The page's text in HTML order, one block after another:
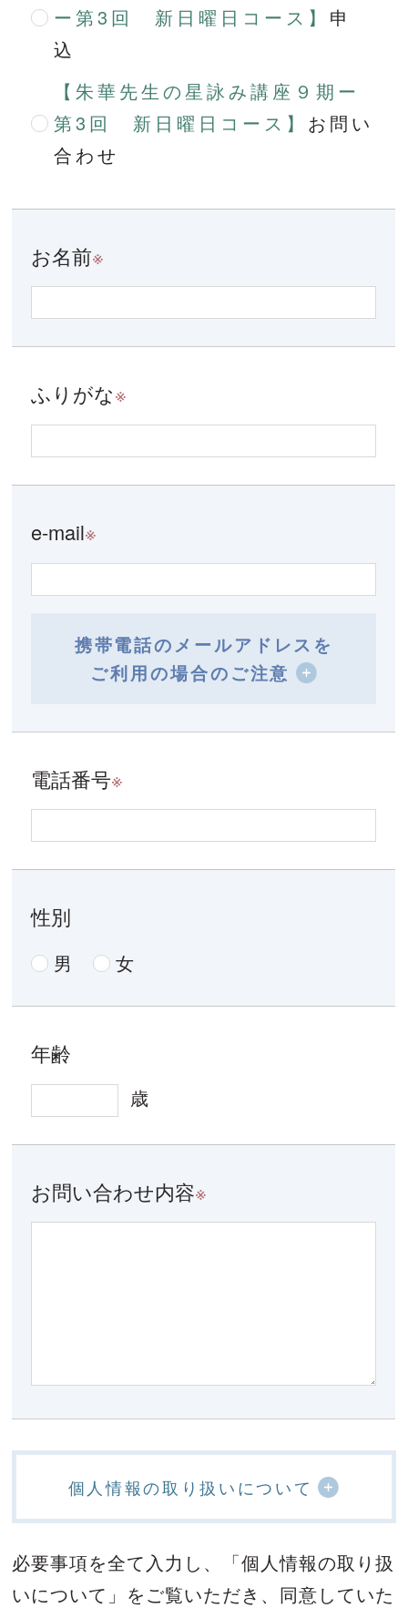
ー第3回 新日曜日コース】 申
込
【朱華先生の星詠み講座９期ー
第3回 新日曜日コース】 お問い
合わせ
お名前※
ふりがな※
e-mail※
携帯電話のメールアドレスを
ご利用の場合のご注意
電話番号※
性別
男 女
年齢
歳
お問い合わせ内容※
個人情報の取り扱いについて
必要事項を全て入力し、「個人情報の取り扱
いについて」をご覧いただき、 同意していた